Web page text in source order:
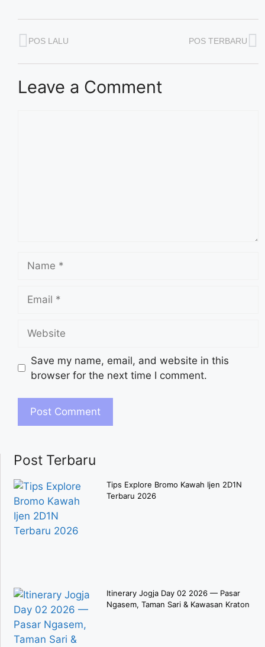
POS LALU POS TERBARU
Leave a Comment
Save my name, email, and website in this
browser for the next time I comment.
Post Terbaru
Tips Explore Bromo Kawah Ijen 2D1N
Terbaru 2026
Itinerary Jogja Day 02 2026 — Pasar
Ngasem, Taman Sari & Kawasan Kraton